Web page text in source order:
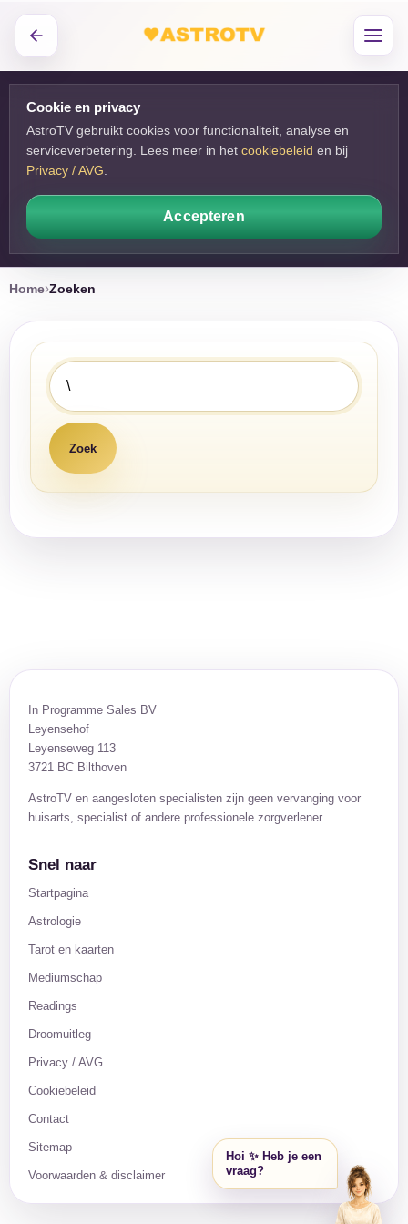
Cookie en privacy
AstroTV gebruikt cookies voor functionaliteit, analyse en
serviceverbetering. Lees meer in het cookiebeleid en bij
Privacy / AVG
Accepteren
Home Zoeken
In Programme Sales BV
Leyensehof
Leyenseweg 113
3721 BC Bilthoven
AstroTV en aangesloten specialisten zijn geen vervanging voor
huisarts, specialist of andere professionele zorgverlener.
Snel naar
Startpagina
Astrologie
Tarot en kaarten
Mediumschap
Readings
Droomuitleg
Privacy / AVG
Cookiebeleid
Contact
Sitemap
Voorwaarden & disclaimer
Hoi ✨ Heb je een
vraag?